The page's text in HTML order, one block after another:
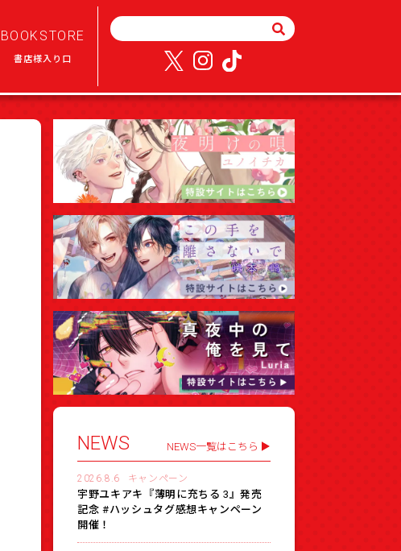
BOOKSTORE
書店様入り口
NEWS NEWS一覧はこちら
2026.8.6 キャンペーン
宇野ユキアキ『薄明に充ちる 3』発売
記念 #ハッシュタグ感想キャンペーン
開催！